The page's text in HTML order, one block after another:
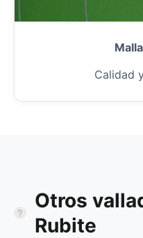
Calidad
Otros
Rubite